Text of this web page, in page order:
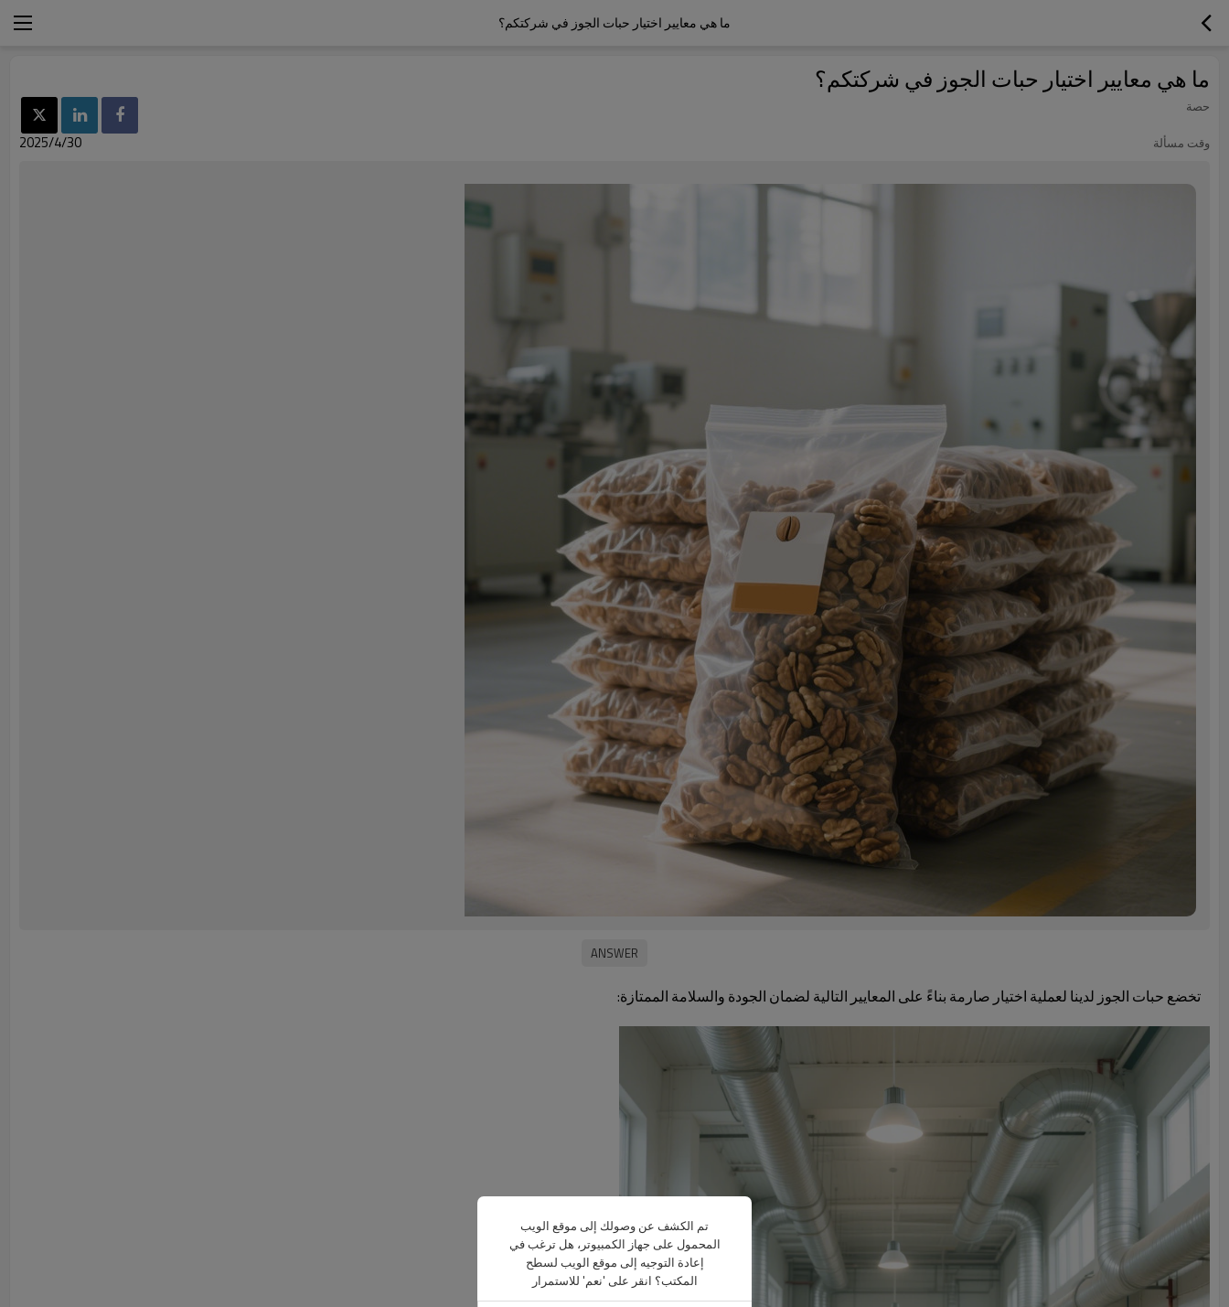
ما هي معايير اختيار حبات الجوز في شركتكم؟
ما هي معايير اختيار حبات الجوز في شركتكم؟
حصة
وقت مسألة
2025/4/30
تخضع حبات الجوز لدينا لعملية اختيار صارمة بناءً على المعايير التالية لضمان الجودة والسلامة الممتازة:
المعايير الحسية:
تم الكشف عن وصولك إلى موقع الويب
المحمول على جهاز الكمبيوتر، هل ترغب في
إعادة التوجيه إلى موقع الويب لسطح
المكتب؟ انقر على 'نعم' للاستمرار